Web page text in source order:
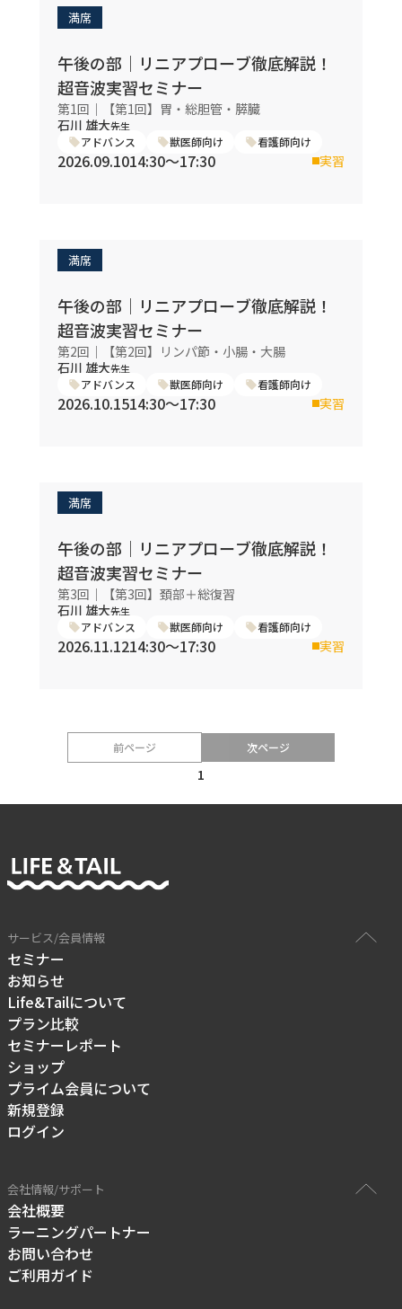
満席
午後の部｜リニアプローブ徹底解説！
超音波実習セミナー
第1回｜【第1回】胃・総胆管・膵臓
石川 雄大先生
アドバンス 獣医師向け 看護師向け
2026.09.1014:30〜17:30 実習
満席
午後の部｜リニアプローブ徹底解説！
超音波実習セミナー
第2回｜【第2回】リンパ節・小腸・大腸
石川 雄大先生
アドバンス 獣医師向け 看護師向け
2026.10.1514:30〜17:30 実習
満席
午後の部｜リニアプローブ徹底解説！
超音波実習セミナー
第3回｜【第3回】頚部＋総復習
石川 雄大先生
アドバンス 獣医師向け 看護師向け
2026.11.1214:30〜17:30 実習
前ページ 次ページ
1
サービス/会員情報
セミナー
お知らせ
Life&Tailについて
プラン比較
セミナーレポート
ショップ
プライム会員について
新規登録
ログイン
会社情報/サポート
会社概要
ラーニングパートナー
お問い合わせ
ご利用ガイド